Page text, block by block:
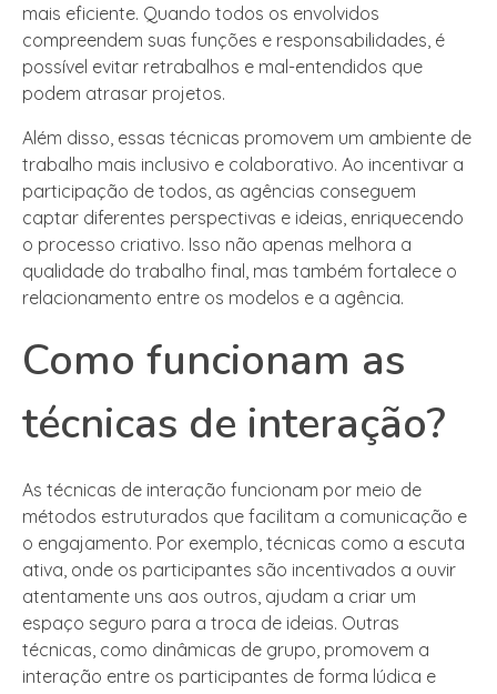
mais eficiente. Quando todos os envolvidos
compreendem suas funções e responsabilidades, é
possível evitar retrabalhos e mal-entendidos que
podem atrasar projetos.
Além disso, essas técnicas promovem um ambiente de
trabalho mais inclusivo e colaborativo. Ao incentivar a
participação de todos, as agências conseguem
captar diferentes perspectivas e ideias, enriquecendo
o processo criativo. Isso não apenas melhora a
qualidade do trabalho final, mas também fortalece o
relacionamento entre os modelos e a agência.
Como funcionam as
técnicas de interação?
As técnicas de interação funcionam por meio de
métodos estruturados que facilitam a comunicação e
o engajamento. Por exemplo, técnicas como a escuta
ativa, onde os participantes são incentivados a ouvir
atentamente uns aos outros, ajudam a criar um
espaço seguro para a troca de ideias. Outras
técnicas, como dinâmicas de grupo, promovem a
interação entre os participantes de forma lúdica e